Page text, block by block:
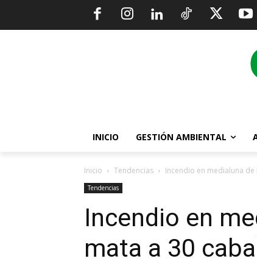
INICIO GESTIÓN AMBIENTAL
Inicio Tendencias Incendio en medialuna
Tendencias
Incendio en
mata a 30